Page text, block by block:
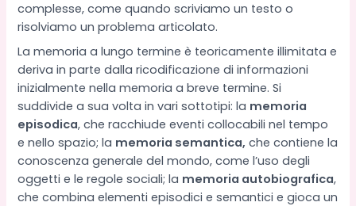
complesse, come quando scriviamo un testo o
risolviamo un problema articolato.
La memoria a lungo termine è teoricamente illimitata e
deriva in parte dalla ricodificazione di informazioni
inizialmente nella memoria a breve termine. Si
suddivide a sua volta in vari sottotipi: la memoria
episodica, che racchiude eventi collocabili nel tempo
e nello spazio; la memoria semantica, che contiene la
conoscenza generale del mondo, come l’uso degli
oggetti e le regole sociali; la memoria autobiografica,
che combina elementi episodici e semantici e gioca un